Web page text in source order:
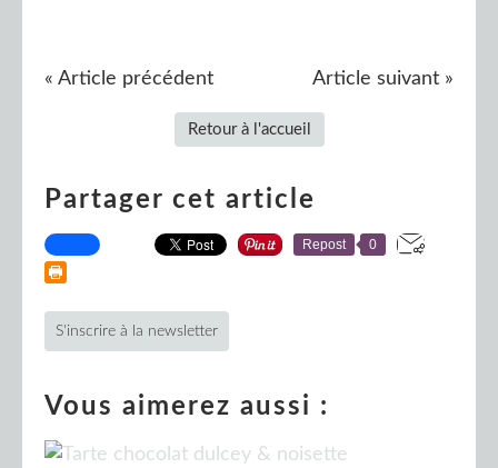
« Article précédent Article suivant »
Retour à l'accueil
Partager cet article
Repost 0
S'inscrire à la newsletter
Vous aimerez aussi :